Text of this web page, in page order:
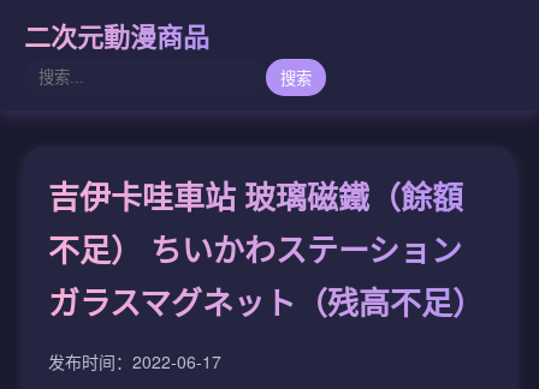
二次元動漫商品
搜索
吉伊卡哇車站 玻璃磁鐵（餘額
不足） ちいかわステーション
ガラスマグネット（残高不足）
发布时间：2022-06-17